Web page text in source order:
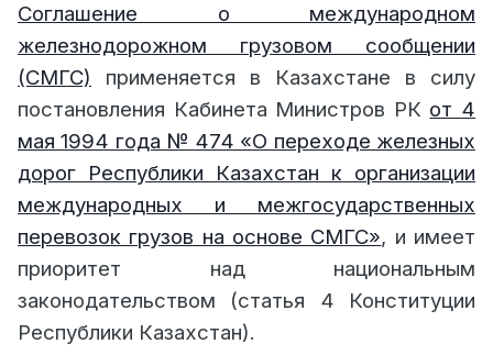
§ 3. Предъявление претензии, оформленной в
соответствии со статьей 46 "Претензии"
настоящего Соглашения, приостанавливает
течение сроков давности, предусмотренных в
1 настоящей статьи.
Течение срока давности продолжается с того
дня, когда перевозчик сообщил претендателю
о полном или частичном отклонении его
претензииили с момента истечения срока,
установленного в
§ 7 статьи 46
"Претензии"
настоящего Соглашения, если претензия оставлена
перевозчиком без ответа.
Соглашение о международном
железнодорожном грузовом сообщении
(СМГС) применяется в Казахстане в силу
постановления Кабинета Министров РК от 4
мая 1994 года № 474 «О переходе железных
дорог Республики Казахстан к организации
международных и межгосударственных
перевозок грузов на основе СМГС», и имеет
приоритет над национальным
законодательством (статья 4 Конституции
Республики Казахстан).